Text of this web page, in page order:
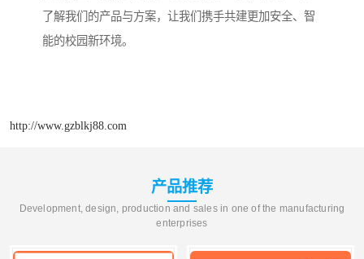
了解我们的产品与方案，让我们携手共建更加安全、智
能的校园新环境。
http://www.gzblkj88.com
产品推荐
Development, design, production and sales in one of the manufacturing
enterprises